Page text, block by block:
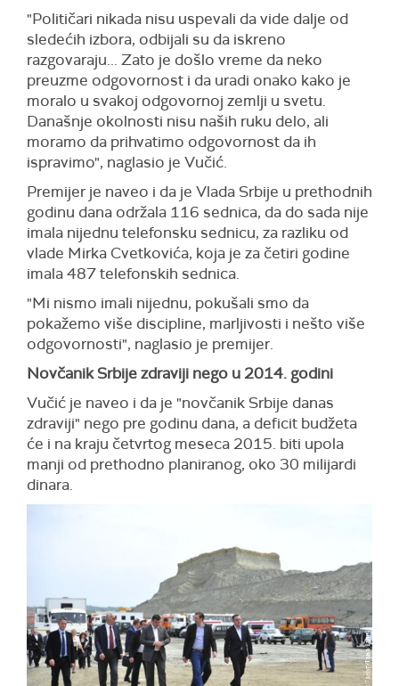
"Političari nikada nisu uspevali da vide dalje od
sledećih izbora, odbijali su da iskreno
razgovaraju... Zato je došlo vreme da neko
preuzme odgovornost i da uradi onako kako je
moralo u svakoj odgovornoj zemlji u svetu.
Današnje okolnosti nisu naših ruku delo, ali
moramo da prihvatimo odgovornost da ih
ispravimo", naglasio je Vučić.
Premijer je naveo i da je Vlada Srbije u prethodnih
godinu dana održala 116 sednica, da do sada nije
imala nijednu telefonsku sednicu, za razliku od
vlade Mirka Cvetkovića, koja je za četiri godine
imala 487 telefonskih sednica.
"Mi nismo imali nijednu, pokušali smo da
pokažemo više discipline, marljivosti i nešto više
odgovornosti", naglasio je premijer.
Novčanik Srbije zdraviji nego u 2014. godini
Vučić je naveo i da je "novčanik Srbije danas
zdraviji" nego pre godinu dana, a deficit budžeta
će i na kraju četvrtog meseca 2015. biti upola
manji od prethodno planiranog, oko 30 milijardi
dinara.